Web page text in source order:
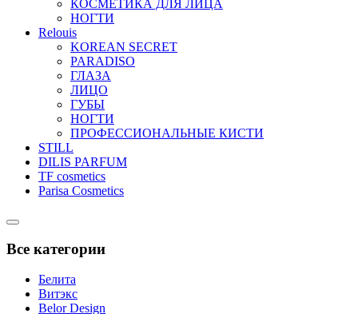
КОСМЕТИКА ДЛЯ ЛИЦА
НОГТИ
Relouis
KOREAN SECRET
PARADISO
ГЛАЗА
ЛИЦО
ГУБЫ
НОГТИ
ПРОФЕССИОНАЛЬНЫЕ КИСТИ
STILL
DILIS PARFUM
TF cosmetics
Parisa Cosmetics
Catalog
Все категории
Белита
Витэкс
Belor Design